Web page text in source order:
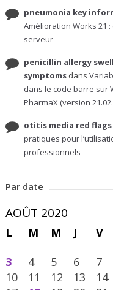
pneumonia key
Amélioration Works 21
serveur
penicillin allergy
symptomsdans
dans le code barre sur
PharmaX (version
otitis media red flags
pratiques pour
professionnels
Par date
AOÛT 2020
L M M J V
3
4 5 6 7
10
11 12 13 14